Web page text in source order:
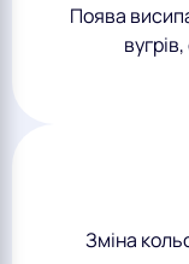
Поява
Зміна